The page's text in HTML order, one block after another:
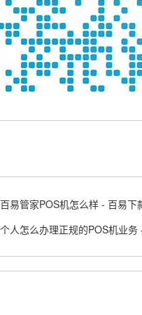
百易管家POS机怎么样 - 百易下